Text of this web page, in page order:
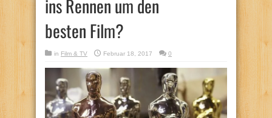
ins Rennen um den
besten Film?
in Film & TV Februar 18, 2017 0